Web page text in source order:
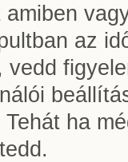
az
vedd
ha